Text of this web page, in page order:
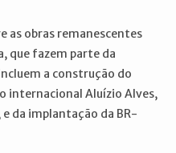
as obras remanescentes
que fazem parte da
a construção do
internacional Aluízio Alves,
da implantação da BR-